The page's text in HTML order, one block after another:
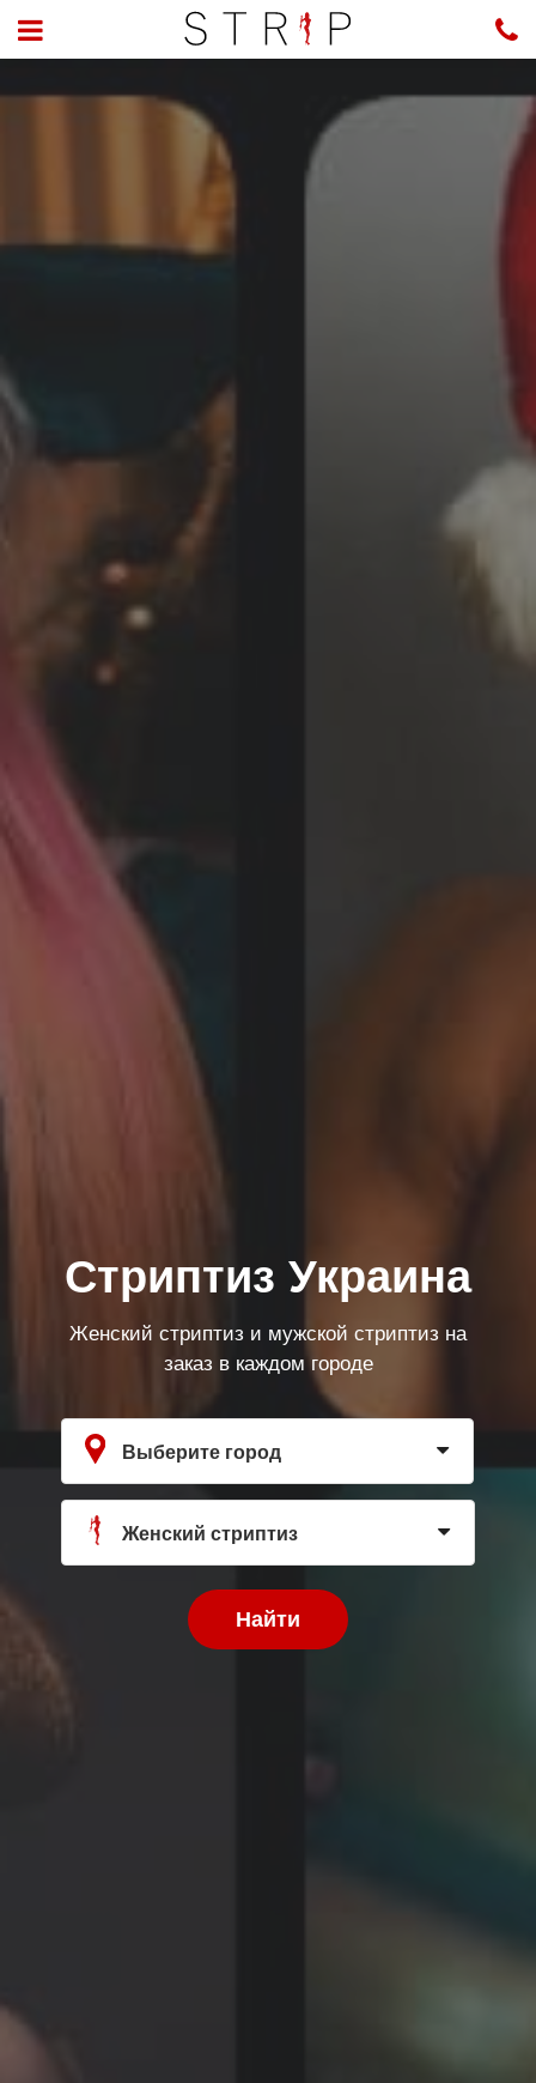
Стриптиз Украина
Женский стриптиз и мужской стриптиз на
заказ в каждом городе
Выберите город
Женский стриптиз
Найти